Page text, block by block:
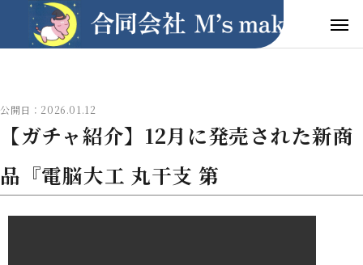
公開日：2026.01.12
【ガチャ紹介】12月に発売された新商
品『電脳大工 丸干支 第